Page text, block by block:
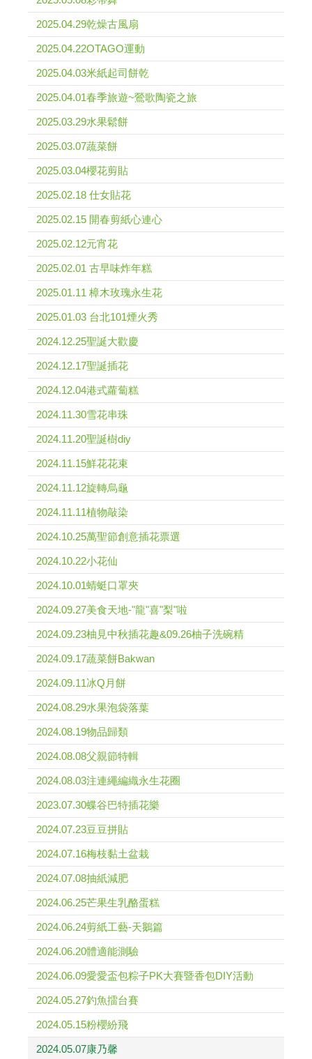
2025.04.29乾燥古風扇
2025.04.22OTAGO運動
2025.04.03米紙起司餅乾
2025.04.01春季旅遊~鶯歌陶瓷之旅
2025.03.29水果鬆餅
2025.03.07蔬菜餅
2025.03.04櫻花剪貼
2025.02.18 仕女貼花
2025.02.15 開春剪紙心連心
2025.02.12元宵花
2025.02.01 古早味炸年糕
2025.01.11 樟木玫瑰永生花
2025.01.03 台北101煙火秀
2024.12.25聖誕大歡慶
2024.12.17聖誕插花
2024.12.04港式蘿蔔糕
2024.11.30雪花串珠
2024.11.20聖誕樹diy
2024.11.15鮮花花束
2024.11.12旋轉烏龜
2024.11.11植物敲染
2024.10.25萬聖節創意插花票選
2024.10.22小花仙
2024.10.01蜻蜓口罩夾
2024.09.27美食天地-"龍"喜"梨"啦
2024.09.23柚見中秋插花趣&09.26柚子洗碗精
2024.09.17蔬菜餅Bakwan
2024.09.11冰Q月餅
2024.08.29水果泡袋落葉
2024.08.19物品歸類
2024.08.08父親節特輯
2024.08.03注連繩編織永生花圈
2023.07.30蝶谷巴特插花樂
2024.07.23豆豆拼貼
2024.07.16梅枝黏土盆栽
2024.07.08抽紙減肥
2024.06.25芒果生乳酪蛋糕
2024.06.24剪紙工藝-天鵝篇
2024.06.20體適能測驗
2024.06.09愛愛盃包粽子PK大賽暨香包DIY活動
2024.05.27釣魚擂台賽
2024.05.15粉櫻紛飛
2024.05.07康乃馨